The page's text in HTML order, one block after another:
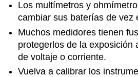
Los multímetros y
cambiar sus baterías de vez
Muchos medidores tienen
protegerlos de la exposición
de voltaje o corriente.
Vuelva a calibrar los